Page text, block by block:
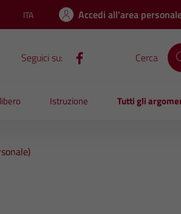
Lingua attiva:
ITA Accedi all'area
Seguici su: Cerca
Istruzione Tutti gli